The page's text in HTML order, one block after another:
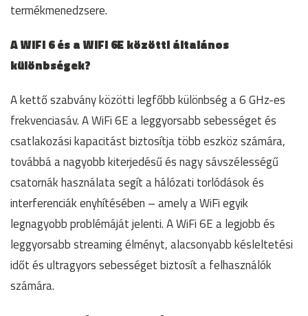
termékmenedzsere.
A WiFi 6 és a WiFi 6E közötti általános
különbségek?
A kettő szabvány közötti legfőbb különbség a 6 GHz-es
frekvenciasáv. A WiFi 6E a leggyorsabb sebességet és
csatlakozási kapacitást biztosítja több eszköz számára,
továbbá a nagyobb kiterjedésű és nagy sávszélességű
csatornák használata segít a hálózati torlódások és
interferenciák enyhítésében – amely a WiFi egyik
legnagyobb problémáját jelenti. A WiFi 6E a legjobb és
leggyorsabb streaming élményt, alacsonyabb késleltetési
időt és ultragyors sebességet biztosít a felhasználók
számára.